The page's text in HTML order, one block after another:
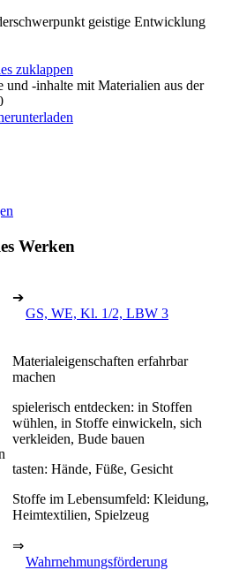
geistige Entwicklung
zuklappen
und -inhalte mit Materialien aus der
Werken
➔
GS, WE, Kl. 1/2, LBW 3
Materialeigenschaften erfahrbar
machen
spielerisch entdecken: in Stoffen
wühlen, in Stoffe einwickeln, sich
verkleiden, Bude bauen
tasten: Hände, Füße, Gesicht
Stoffe im Lebensumfeld: Kleidung,
Heimtextilien, Spielzeug
⇒
Wahrnehmungsförderung